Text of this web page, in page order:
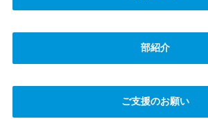
部紹介
ご支援のお願い